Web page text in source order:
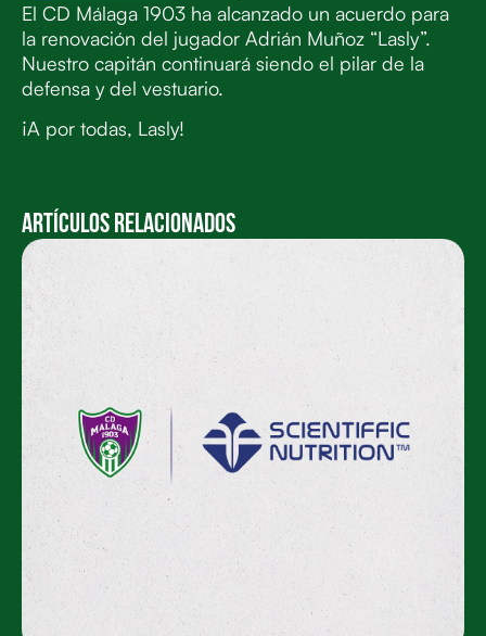
El CD Málaga 1903 ha alcanzado un acuerdo para
la renovación del jugador Adrián Muñoz “Lasly”.
Nuestro capitán continuará siendo el pilar de la
defensa y del vestuario.
¡A por todas, Lasly!
Artículos Relacionados